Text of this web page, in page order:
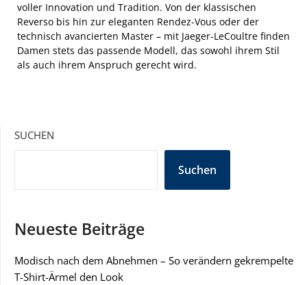
voller Innovation und Tradition. Von der klassischen
Reverso bis hin zur eleganten Rendez-Vous oder der
technisch avancierten Master – mit Jaeger-LeCoultre finden
Damen stets das passende Modell, das sowohl ihrem Stil
als auch ihrem Anspruch gerecht wird.
SUCHEN
Suchen
Neueste Beiträge
Modisch nach dem Abnehmen – So verändern gekrempelte
T-Shirt-Ärmel den Look